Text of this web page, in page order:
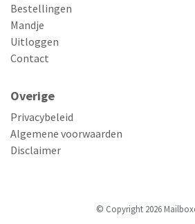
Bestellingen
Mandje
Uitloggen
Contact
Overige
Privacybeleid
Algemene voorwaarden
Disclaimer
© Copyright 2026